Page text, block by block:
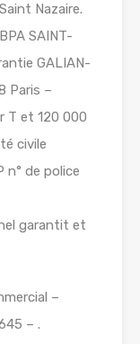
Nazaire.
SAINT-
GALIAN-
Paris –
T et 120 000
civile
n° de police
garantit et
–
– .